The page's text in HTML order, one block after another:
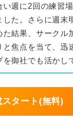
週に2回の練習
た。さらに週末
結果、サークル
焦点を当て、迅
御社でも活かし
スタート(無料)